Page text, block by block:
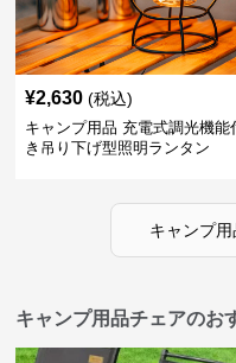
¥2,630 (税込)
キャンプ用品 充電式調光機能
き吊り下げ型照明ランタン
キャンプ用
キャンプ用品チェアのお